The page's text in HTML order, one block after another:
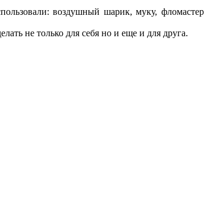
воздушный шарик, муку,
не только для себя но и еще и для друга.